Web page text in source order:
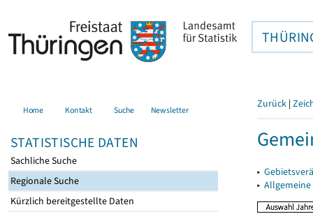
Home Kontakt Suche Newsletter
STATISTISCHE DATEN
Sachliche Suche
Regionale Suche
Kürzlich bereitgestellte Daten
Zurück |
▸
▸